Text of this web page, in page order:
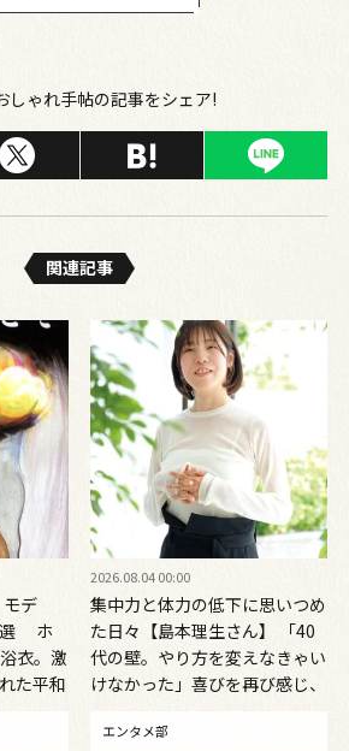
しゃれ手帖の記事をシェア!
関連記事
モデ
選 ホ
衣。激
た平和
2026.08.04 00:00
集中力と体力の低下に思いつめ
た日々【島本理生さん】 「40
代の壁。やり方を変えなきゃい
けなかった」喜びを再び感じ、
エンタメ部